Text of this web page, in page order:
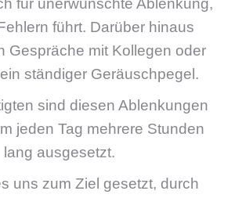
für unerwünschte Ablenkung,
führt. Darüber hinaus
Gespräche mit Kollegen oder
ständiger Geräuschpegel.
sind diesen Ablenkungen
jeden Tag mehrere Stunden
lang ausgesetzt.
uns zum Ziel gesetzt, durch